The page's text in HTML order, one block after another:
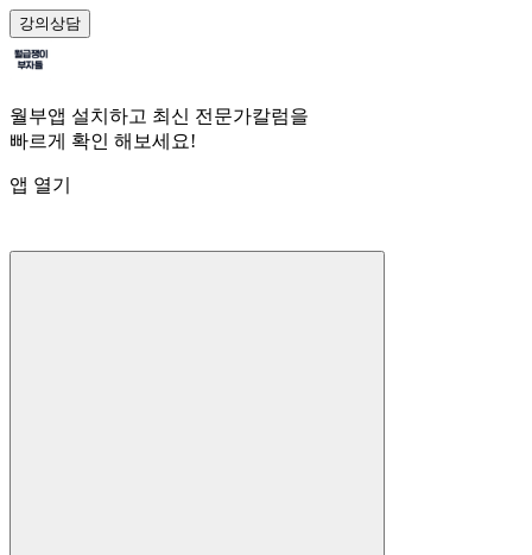
강의상담
월부앱 설치하고 최신 전문가칼럼을
빠르게 확인 해보세요!
앱 열기